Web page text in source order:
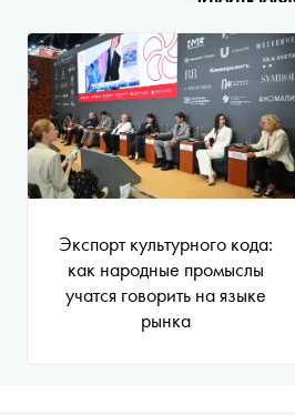
Экспорт культурного кода:
как народные промыслы
учатся говорить на языке
рынка